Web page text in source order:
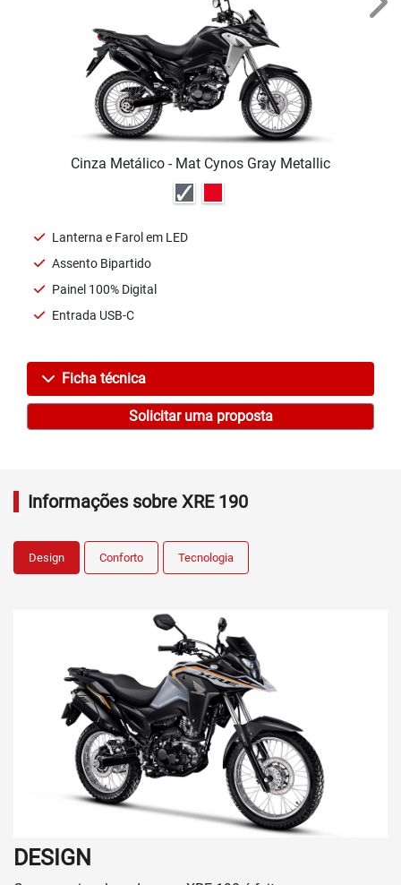
Cinza Metálico - Mat Cynos Gray Metallic
Lanterna e Farol em LED
Assento Bipartido
Painel 100% Digital
Entrada USB-C
Ficha técnica
Solicitar uma proposta
Informações sobre XRE 190
Design Conforto Tecnologia
DESIGN